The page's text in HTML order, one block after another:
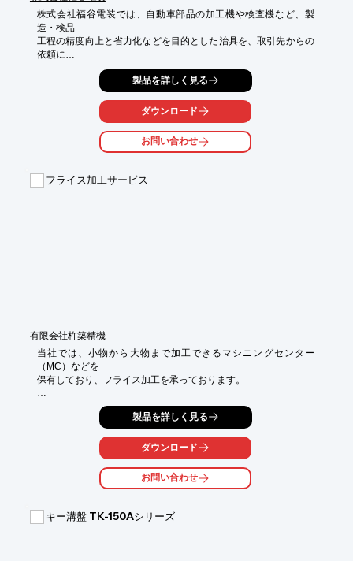
株式会社福谷電装では、自動車部品の加工機や検査機など、製
造・検品
工程の精度向上と省力化などを目的とした治具を、取引先からの
依頼に
応じて一点一点オーダーメイドで制作いたします。
主な製品として『溝入れフライス機』や『リークテスター』
『スポット溶接機』などがございます。
当社では、完成度の高さを強みとしております。
ご要望の際はお気軽にお問い合わせください。
■溝入れフライス機
製品を詳しく見る
ダウンロード
お問い合わせ
フライス加工サービス
有限会社杵築精機
当社では、小物から大物まで加工できるマシニングセンター
（MC）などを
保有しており、フライス加工を承っております。
CADデータをもとに、CAD/CAMソフトでNCプログラムを作成。
紙の図面しかない場合でも個別にNCプログラムを作成し、
このNCプログラムをマシニングセンターに転送します。
ご要望の際はお気軽にお問い合わせください。
■ステンレス切削加工（MCにて面切削とタップ加工）
■ユニバーサルフライスによるステンレス製缶品の面切削
製品を詳しく見る
ダウンロード
お問い合わせ
キー溝盤 TK-150Aシリーズ